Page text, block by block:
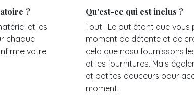
?
et les
chaque
votre
Qu'est-ce qui est inclus ?
Tout ! Le but étant que vous
moment de détente et de
cela que nosu fournissons
et les fournitures. Mais
et petites douceurs pour
moment.